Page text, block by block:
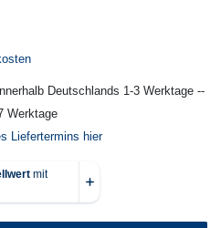
Deutschlands 1-3 Werktage --
Werktage
Liefertermins hier